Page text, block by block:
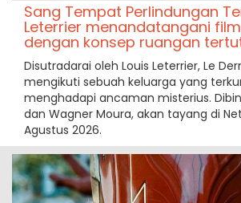
Sang Tempat Perlindungan
Leterrier menandatangani
dengan konsep ruangan
Disutradarai oleh Louis Leterrier, Le
mengikuti sebuah keluarga yang
menghadapi ancaman misterius.
dan Wagner Moura, akan tayang di
Agustus 2026.